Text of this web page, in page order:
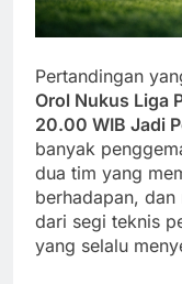
Pertandingan
Orol Nukus Liga
20.00 WIB Jadi
banyak
dua tim yang
berhadapan,
dari segi teknis
yang selalu